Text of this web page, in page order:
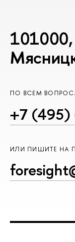
ПО ВСЕМ
+7 (495)
ИЛИ ПИШИТЕ НА